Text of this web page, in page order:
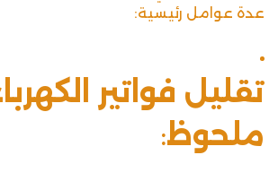
عدة عوامل رئيسية:
تقليل فواتير
ملحوظ: